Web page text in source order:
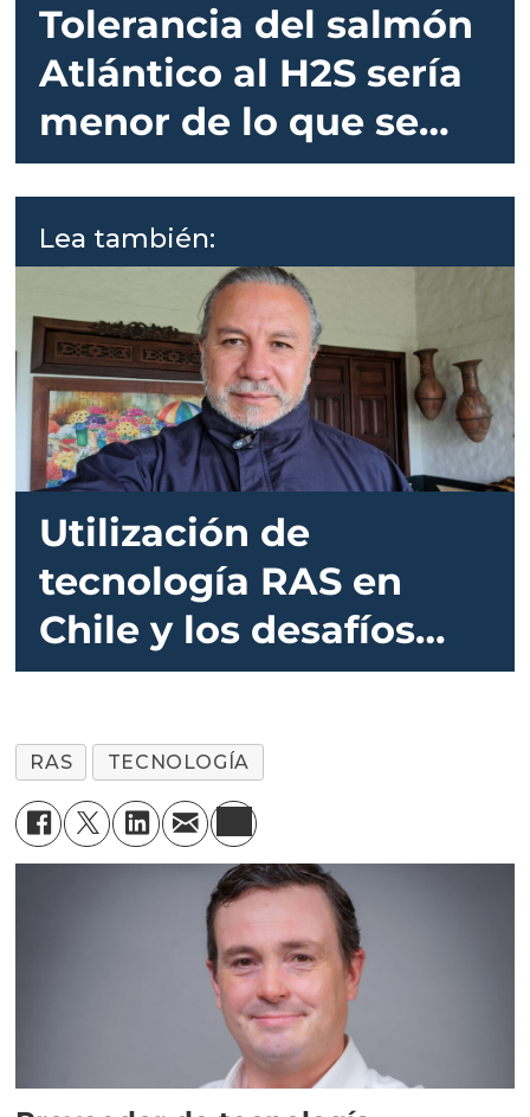
Tolerancia del salmón
Atlántico al H2S sería
menor de lo que se
creía
Lea también:
Utilización de
tecnología RAS en
Chile y los desafíos
para la producción de
RAS TECNOLOGÍA